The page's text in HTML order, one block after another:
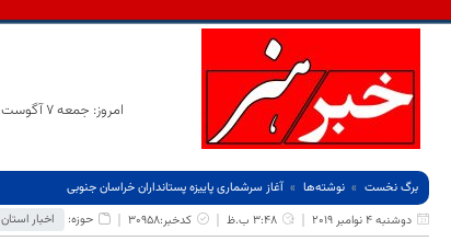
امروز: جمعه 7 آگوست 2026
برگ نخست نوشته‌ها
آغاز سرشماری پاییزه پستانداران خراسان جنوبی
دوشنبه 4 نوامبر 2019
3:48 ب.ظ کدخبر:30958 حوزه: اخبار استان